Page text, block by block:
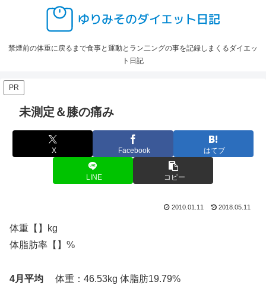
禁煙前の体重に戻るまで食事と運動とラン二ングの事を記録しまくるダイエッ
ト日記
PR
未測定＆膝の痛み
X Facebook はてブ
LINE コピー
2010.01.11 2018.05.11
体重【】kg
体脂肪率【】%
4月平均 体重：46.53kg 体脂肪19.79%